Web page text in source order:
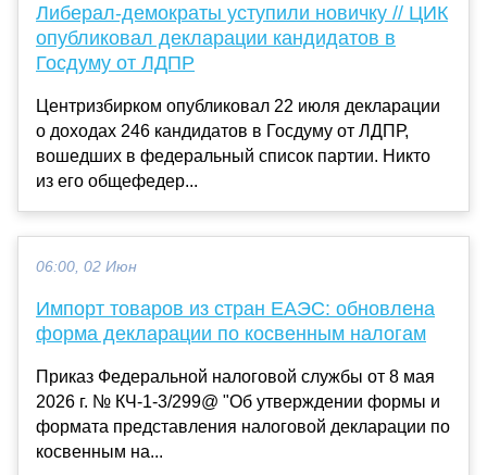
Либерал-демократы уступили новичку // ЦИК
опубликовал декларации кандидатов в
Госдуму от ЛДПР
Центризбирком опубликовал 22 июля декларации
о доходах 246 кандидатов в Госдуму от ЛДПР,
вошедших в федеральный список партии. Никто
из его общефедер...
06:00, 02 Июн
Импорт товаров из стран ЕАЭС: обновлена
форма декларации по косвенным налогам
Приказ Федеральной налоговой службы от 8 мая
2026 г. № КЧ-1-3/299@ "Об утверждении формы и
формата представления налоговой декларации по
косвенным на...